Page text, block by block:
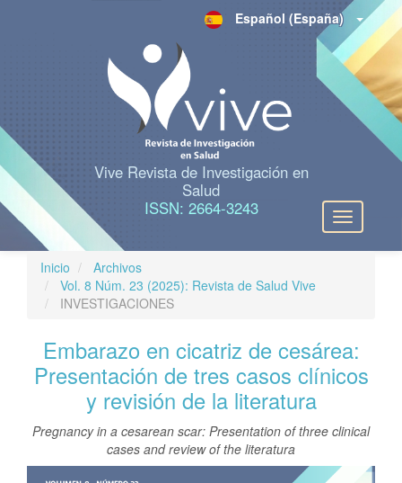
n
r
n
o
n
e
n
Español (España)
Vive Revista de Investigación en
Salud
ISSN: 2664-3243
Toggle
navigation
Inicio
Archivos
Vol. 8 Núm. 23 (2025): Revista de Salud Vive
INVESTIGACIONES
Embarazo en cicatriz de cesárea:
Presentación de tres casos clínicos
y revisión de la literatura
Pregnancy in a cesarean scar: Presentation of three clinical
cases and review of the literatura